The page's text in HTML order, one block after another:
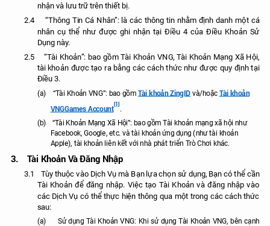
nhận và lưu trữ trên thiết bị.
2.4
“Thông Tin Cá Nhân”: là các thông tin nhằm định danh một cá
nhân cụ thể như được ghi nhận tại Điều 4 của Điều Khoản Sử
Dụng này.
2.5 “Tài Khoản”: bao gồm Tài Khoản VNG, Tài Khoản Mạng Xã Hội,
tài khoản được tạo ra bằng các cách thức như được quy định tại
Điều 3.
(a) “Tài Khoản VNG”: bao gồmTài khoản ZingIDvà/hoặc Tài khoản
VNGGames Account
[1]
.
(b)
“Tài Khoản Mạng Xã Hội”: bao gồm Tài khoản mạng xã hội như
Facebook, Google, etc. và tài khoản ứng dụng (như tài khoản
Apple), tài khoản liên kết với nhà phát triển Trò Chơi khác.
3. Tài Khoản Và Đăng Nhập
3.1 Tùy thuộc vào Dịch Vụ mà Bạn lựa chọn sử dụng, Bạn có thể cần
Tài Khoản để đăng nhập. Việc tạo Tài Khoản và đăng nhập vào
các Dịch Vụ có thể thực hiện thông qua một trong các cách thức
sau:
(a)
Sử dụng Tài Khoản VNG: Khi sử dụng Tài Khoản VNG, bên cạnh